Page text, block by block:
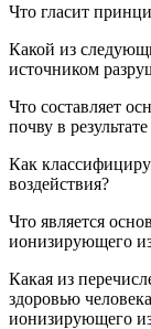
Что гласит
Какой из
источником
Что составляет
почву в
Как
воздействия?
Что является
ионизирующего
Какая из
здоровью
ионизирующего